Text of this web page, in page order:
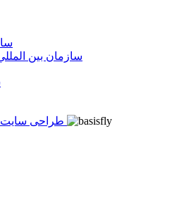
طراحی سایت